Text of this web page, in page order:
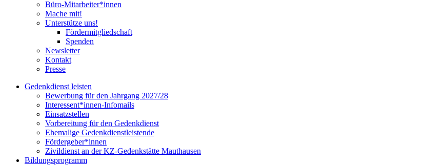
Büro-Mitarbeiter*innen
Mache mit!
Unterstütze uns!
Fördermitgliedschaft
Spenden
Newsletter
Kontakt
Presse
Gedenkdienst leisten
Bewerbung für den Jahrgang 2027/28
Interessent*innen-Infomails
Einsatzstellen
Vorbereitung für den Gedenkdienst
Ehemalige Gedenkdienstleistende
Fördergeber*innen
Zivildienst an der KZ-Gedenkstätte Mauthausen
Bildungsprogramm